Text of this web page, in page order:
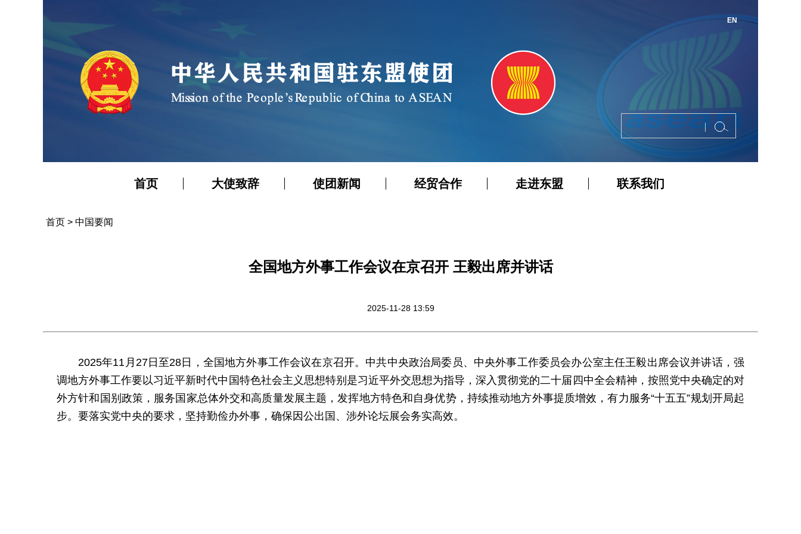
EN
首页 大使致辞 使团新闻 经贸合作 走进东盟 联系我们
首页 > 中国要闻
全国地方外事工作会议在京召开 王毅出席并讲话
2025-11-28 13:59
2025年11月27日至28日，全国地方外事工作会议在京召开。中共中央政治局委员、中央外事工作委员会办公室主任王毅出席会议并讲话，强
调地方外事工作要以习近平新时代中国特色社会主义思想特别是习近平外交思想为指导，深入贯彻党的二十届四中全会精神，按照党中央确定的对
外方针和国别政策，服务国家总体外交和高质量发展主题，发挥地方特色和自身优势，持续推动地方外事提质增效，有力服务“十五五”规划开局起
步。要落实党中央的要求，坚持勤俭办外事，确保因公出国、涉外论坛展会务实高效。